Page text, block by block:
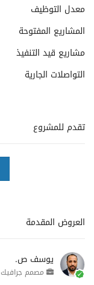
معدل التوظيف
المشاريع المفتوحة
مشاريع قيد التنفيذ
التواصلات الجارية
تقدم للمشروع
العروض المقدمة
يوسف ص.
مصمم جرافيك